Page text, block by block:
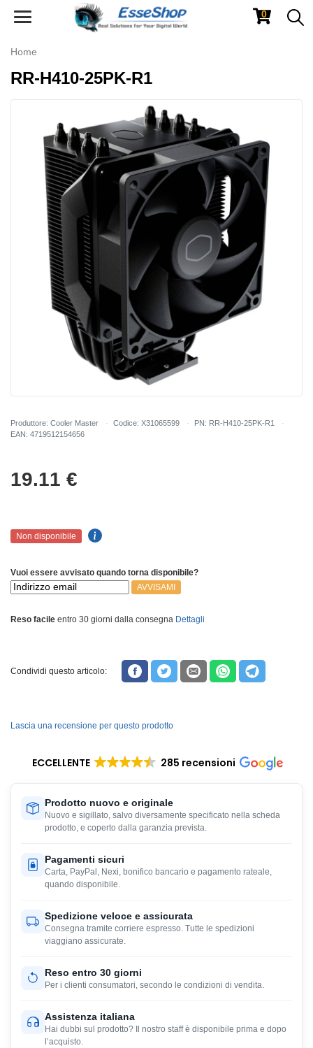
Toggle
0
Home
RR-H410-25PK-R1
Produttore: Cooler Master Codice: X31065599
PN: RR-H410-25PK-R1
EAN: 4719512154656
19.11 €
Non disponibile
Vuoi essere avvisato quando torna disponibile?
AVVISAMI
Reso facile entro 30 giorni dalla consegna Dettagli
Condividi questo articolo:
Lascia una recensione per questo prodotto
ECCELLENTE 285 recensioni
Prodotto nuovo e originale
Nuovo e sigillato, salvo diversamente specificato nella scheda
prodotto, e coperto dalla garanzia prevista.
Pagamenti sicuri
Carta, PayPal, Nexi, bonifico bancario e pagamento rateale,
quando disponibile.
Spedizione veloce e assicurata
Consegna tramite corriere espresso. Tutte le spedizioni
viaggiano assicurate.
Reso entro 30 giorni
Per i clienti consumatori, secondo le condizioni di vendita.
Assistenza italiana
Hai dubbi sul prodotto? Il nostro staff è disponibile prima e dopo
l’acquisto.